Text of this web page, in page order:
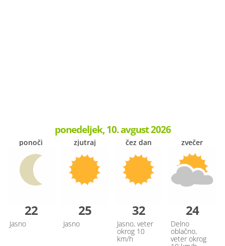
ponedeljek, 10. avgust 2026
ponoči
22
Jasno
zjutraj
25
Jasno
čez dan
32
Jasno, veter
okrog 10
km/h
zvečer
24
Delno
oblačno,
veter okrog